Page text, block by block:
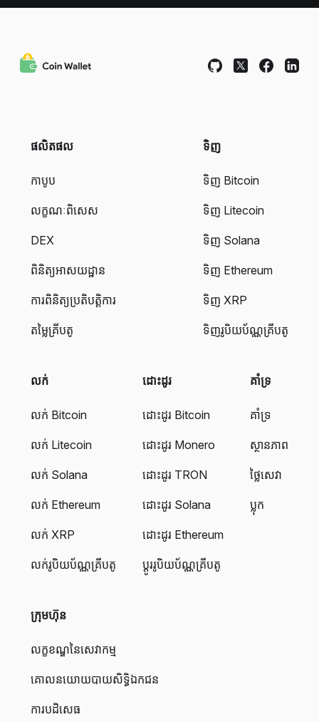
ផលិតផល
កាបូប
លក្ខណៈពិសេស
DEX
ពិនិត្យអាសយដ្ឋាន
ការពិនិត្យប្រតិបត្តិការ
តម្លៃគ្រីបតូ
ទិញ
ទិញ Bitcoin
ទិញ Litecoin
ទិញ Solana
ទិញ Ethereum
ទិញ XRP
ទិញរូបិយប័ណ្ណគ្រីបតូ
លក់
លក់ Bitcoin
លក់ Litecoin
លក់ Solana
លក់ Ethereum
លក់ XRP
លក់រូបិយប័ណ្ណគ្រីបតូ
ដោះដូរ
ដោះដូរ Bitcoin
ដោះដូរ Monero
ដោះដូរ TRON
ដោះដូរ Solana
ដោះដូរ Ethereum
ប្តូររូបិយប័ណ្ណគ្រីបតូ
គាំទ្រ
គាំទ្រ
ស្ថានភាព
ថ្លៃសេវា
ប្លុក
ក្រុមហ៊ុន
លក្ខខណ្ឌនៃសេវាកម្ម
គោលនយោយបាយសិទ្ធិឯកជន
ការបដិសេធ